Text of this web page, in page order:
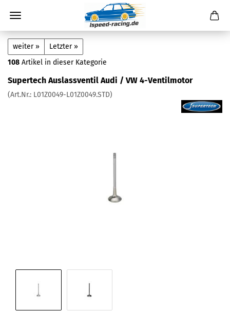
weiter »
Letzter »
108 Artikel in dieser Kategorie
Supertech Auslassventil Audi / VW 4-Ventilmotor
(Art.Nr.: L01Z0049-L01Z0049.STD)